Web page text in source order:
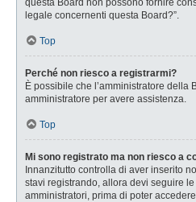
questa Board non possono fornire
legale concernenti questa Board?”.
Top
Perché non riesco a registrarmi?
È possibile che l’amministratore
amministratore per avere assistenza.
Top
Mi sono registrato ma non riesco a
Innanzitutto controlla di aver inserito
stavi registrando, allora devi seguire
amministratori, prima di poter